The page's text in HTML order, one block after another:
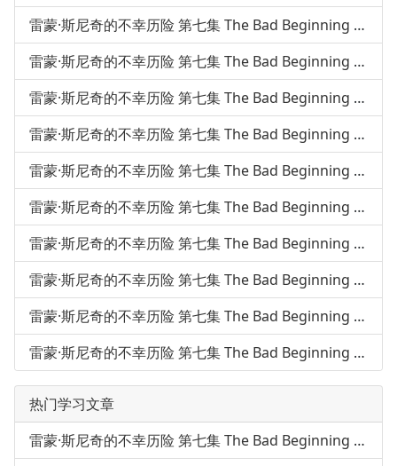
雷蒙·斯尼奇的不幸历险 第七集 The Bad Beginning 第41课
雷蒙·斯尼奇的不幸历险 第七集 The Bad Beginning 第40课
雷蒙·斯尼奇的不幸历险 第七集 The Bad Beginning 第39课
雷蒙·斯尼奇的不幸历险 第七集 The Bad Beginning 第38课
雷蒙·斯尼奇的不幸历险 第七集 The Bad Beginning 第37课
雷蒙·斯尼奇的不幸历险 第七集 The Bad Beginning 第52课
雷蒙·斯尼奇的不幸历险 第七集 The Bad Beginning 第53课
雷蒙·斯尼奇的不幸历险 第七集 The Bad Beginning 第54课
雷蒙·斯尼奇的不幸历险 第七集 The Bad Beginning 第55课
雷蒙·斯尼奇的不幸历险 第七集 The Bad Beginning 第56课
热门学习文章
雷蒙·斯尼奇的不幸历险 第七集 The Bad Beginning 第50课